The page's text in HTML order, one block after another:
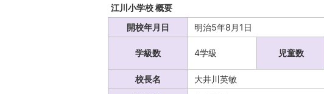
江川小学校 概要
開校年月日
明治5年8月1日
学級数 4学級 児童数
校長名
大井川英敏